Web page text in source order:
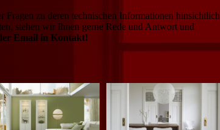
Fragen zu deren technischen Informationen hinsichtlich
stehen wir Ihnen gerne Rede und Antwort und
Email in Kontakt!